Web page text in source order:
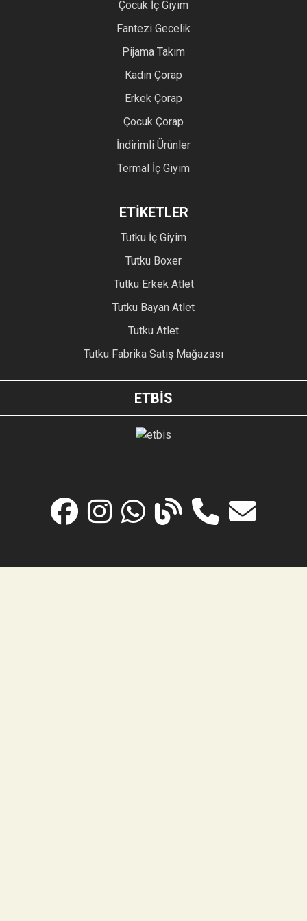
Çocuk İç Giyim
Fantezi Gecelik
Pijama Takım
Kadın Çorap
Erkek Çorap
Çocuk Çorap
İndirimli Ürünler
Termal İç Giyim
ETİKETLER
Tutku İç Giyim
Tutku Boxer
Tutku Erkek Atlet
Tutku Bayan Atlet
Tutku Atlet
Tutku Fabrika Satış Mağazası
ETBİS